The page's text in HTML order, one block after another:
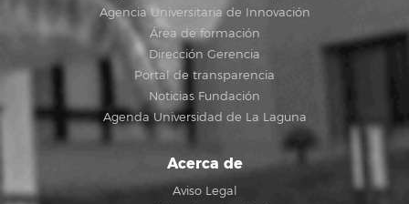
Agencia Universitaria de Innovación
Área de formación
Dirección Gerencia
Portal de transparencia
Noticias Fundación
Agenda Universidad de La Laguna
Acerca de
Aviso Legal